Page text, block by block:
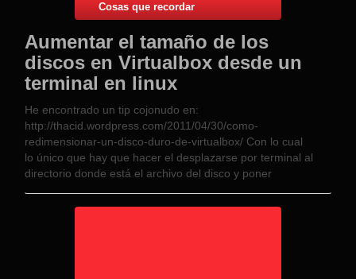
Cosas que recordar
Aumentar el tamaño de los
discos en Virtualbox desde un
terminal en linux
He encontrado un tip cojonudo en:
http://thacid.wordpress.com/2011/04/30/como-
redimensionar-un-disco-duro-de-virtualbox/ Con lo cual
lo único que hay que hacer el desplazarse por terminal al
directorio donde está el archivo del disco y poner
con esto tendríamos casi 80gb de disco, luego ya desde por